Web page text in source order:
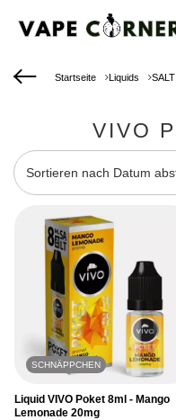
Startseite Liquids SALT
VIVO
Sortierung ändern
Sortieren nach Datum
SCHNÄPPCHEN
Liquid VIVO Poket 8ml - Mango
Lemonade 20mg